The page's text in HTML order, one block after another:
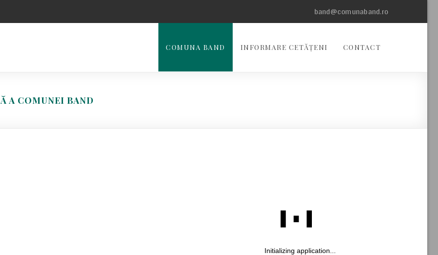
band@comunaband.ro
COMUNA BAND INFORMARE CETĂȚENI CONTACT
A COMUNEI BAND